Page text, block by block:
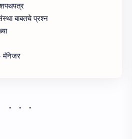
शपथपत्र
बाबतचे प्रश्न
मॅनेजर